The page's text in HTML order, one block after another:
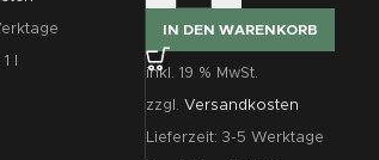
IN DEN WARENKORB
inkl. 19 % MwSt.
zzgl. Versandkosten
Lieferzeit: 3-5 Werktage